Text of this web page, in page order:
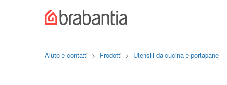
Aiuto e contatti Prodotti Utensili da cucina e portapane